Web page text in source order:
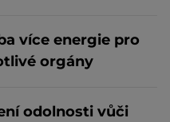
více energie pro
orgány
odolnosti vůči